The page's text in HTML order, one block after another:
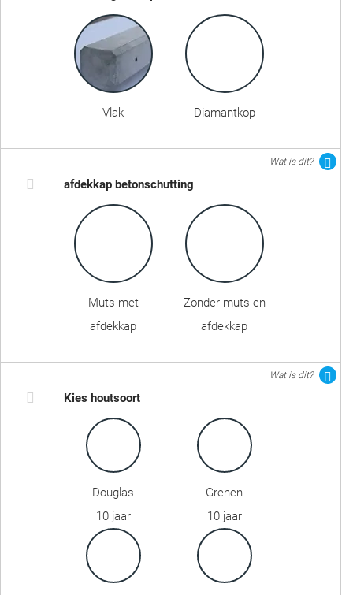
Vlak Diamantkop
Wat is dit?
afdekkap betonschutting
Muts met
afdekkap
Zonder muts en
afdekkap
Wat is dit?
Kies houtsoort
Douglas
10 jaar
Grenen
10 jaar